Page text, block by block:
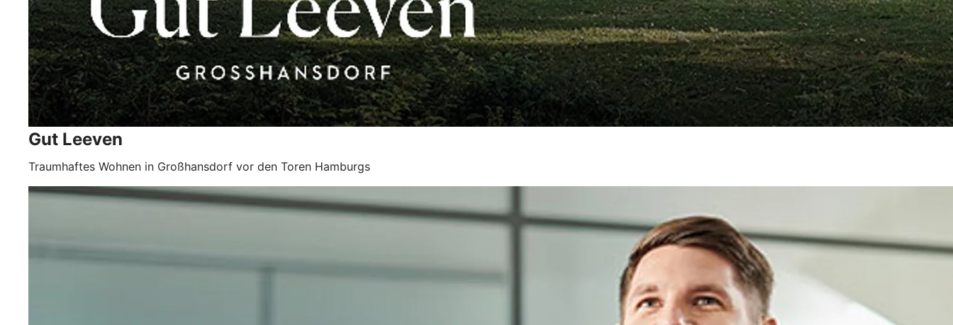
Gut Leeven
Traumhaftes Wohnen in Großhansdorf vor den Toren Hamburgs